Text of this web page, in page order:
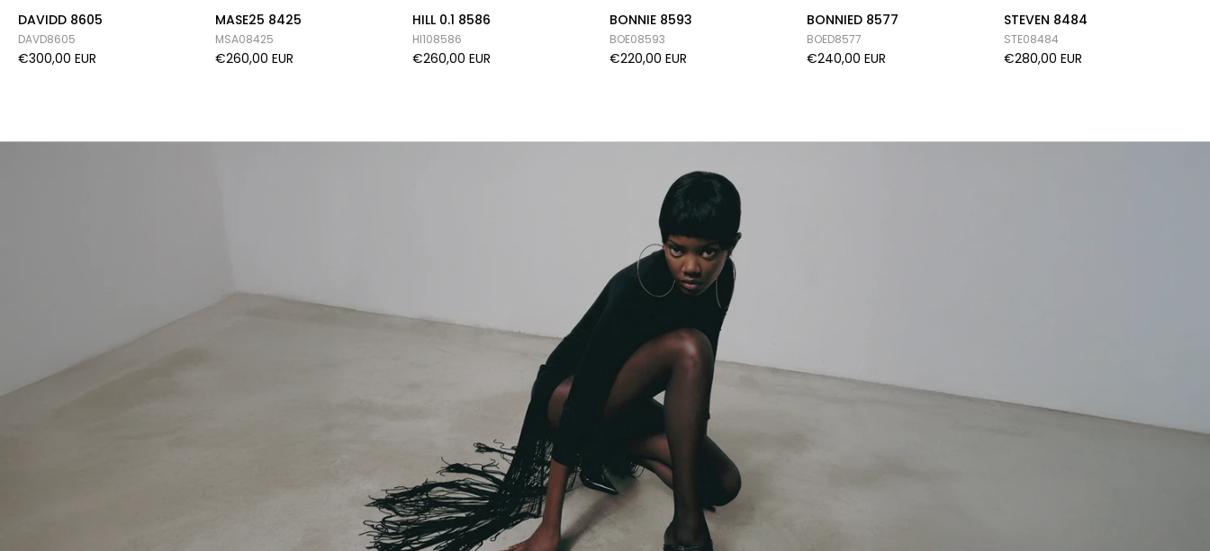
DAVIDD 8605
DAVD8605
€300,00 EUR
MASE25 8425
MSA08425
€260,00 EUR
HILL 0.1 8586
HI108586
€260,00 EUR
BONNIE 8593
BOE08593
€220,00 EUR
BONNIED 8577
BOED8577
€240,00 EUR
STEVEN 8484
STE08484
€280,00 EUR